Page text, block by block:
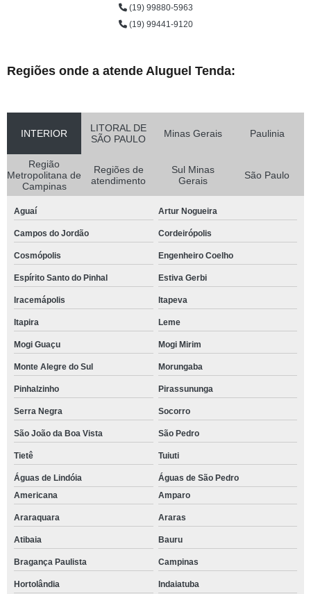
(19) 99880-5963
(19) 99441-9120
Regiões onde a atende Aluguel Tenda:
INTERIOR
LITORAL DE
SÃO PAULO
Minas Gerais Paulinia
Região
Metropolitana de
Campinas
Regiões de
atendimento
Sul Minas
Gerais
São Paulo
Aguaí Artur Nogueira
Campos do Jordão Cordeirópolis
Cosmópolis Engenheiro Coelho
Espírito Santo do Pinhal Estiva Gerbi
Iracemápolis Itapeva
Itapira Leme
Mogi Guaçu Mogi Mirim
Monte Alegre do Sul Morungaba
Pinhalzinho Pirassununga
Serra Negra Socorro
São João da Boa Vista São Pedro
Tietê Tuiuti
Águas de Lindóia
Águas de São Pedro
Americana
Amparo
Araraquara Araras
Atibaia Bauru
Bragança Paulista Campinas
Hortolândia Indaiatuba